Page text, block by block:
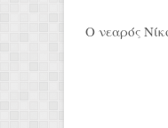
Ο νεαρός